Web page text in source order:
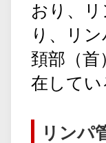
おり、
り、リ
頚部（首
在してい
リンパ